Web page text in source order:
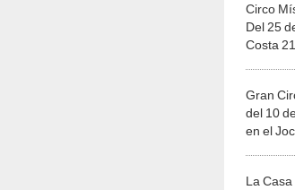
Circo
Del 25
Costa 21
Gran
del 10
en el
La